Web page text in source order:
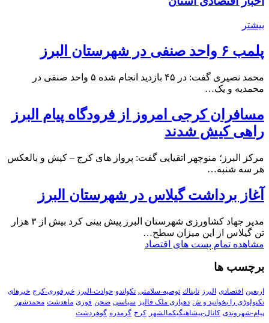
بیشتر
پلمب ۶ واحد صنفی در شهرستان البرز
محمد نصیری گفت: در ۴۵ بازدید انجام شده ۵ واحد صنفی در
محمدیه و یک…
مسافران کرجی امروز از فرودگاه پیام البرز
راهی کیش شدند
مرکز البرز؛ منوچهر اتقیایی گفت: پرواز های کرج – کیش و بالعکس
هر سه شنبه…
آغاز برداشت گیلاس در شهرستان البرز
مدیر جهاد کشاورزی شهرستان البرز پیش بینی کرد بیش از ۳ هزار
تن گیلاس از این میزان سطح…
مشاهده تمام پست های اقتصاد
برچسب ها
اربعین اقتصادی البرز تابناك توصیه-سلامتی تکواندو حوادث-البرز خبرفوری-کرج خبرهای
تکنولوڑی را بخوانید و ش دهیاری ملک فالیز سیاسی صحن فوری ماهدشت محمدشهر
پیام-شهروندی کانال-پیشاهنگیکمالشهر کرج گرمدره گوهردشت